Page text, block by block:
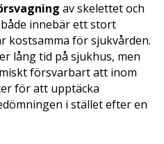
av skelettet och
innebär ett stort
kostsamma för sjukvården.
lång tid på sjukhus, men
försvarbart att inom
för att upptäcka
i stället efter en